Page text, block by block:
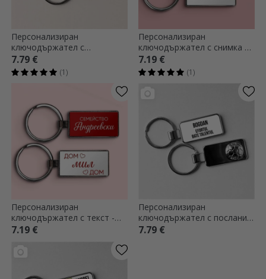
Персонализиран
ключодържател с
регистрационен номер -
модел футбол
7.79 €
(1)
Персонализиран
ключодържател с снимка и
текст - Любов
7.19 €
(1)
Персонализиран
ключодържател с текст -
Начало
7.19 €
Персонализиран
ключодържател с послание
- модел футбол
7.79 €